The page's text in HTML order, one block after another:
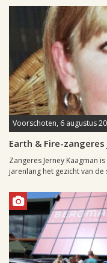
Voorschoten, 6 augustus
Earth & Fire-
Zangeres Jerney Kaagman
jarenlang het gezicht van de